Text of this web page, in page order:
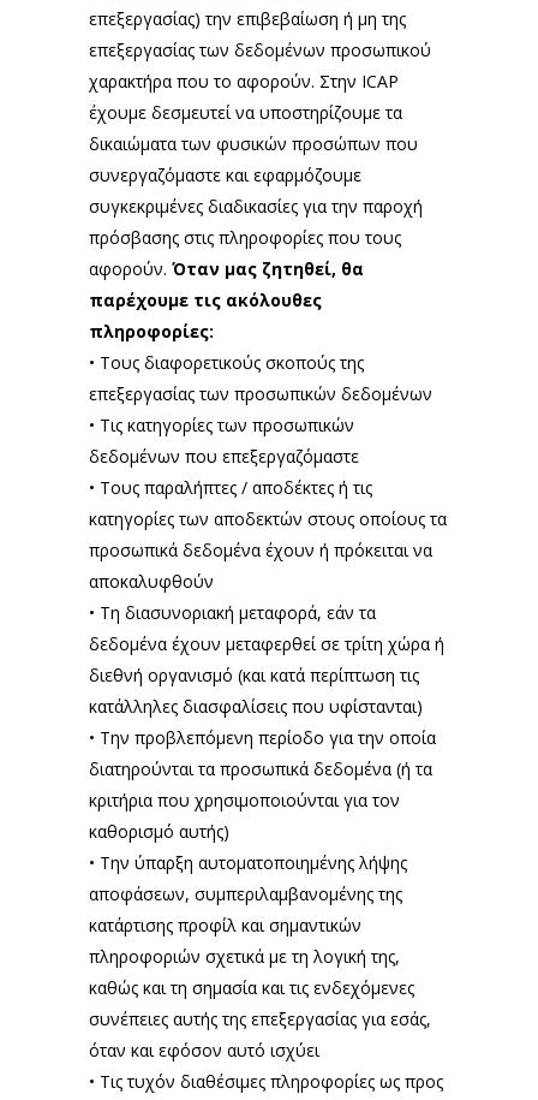
επεξεργασίας) την επιβεβαίωση ή μη της
επεξεργασίας των δεδομένων προσωπικού
χαρακτήρα που το αφορούν. Στην ICAP
έχουμε δεσμευτεί να υποστηρίζουμε τα
δικαιώματα των φυσικών προσώπων που
συνεργαζόμαστε και εφαρμόζουμε
συγκεκριμένες διαδικασίες για την παροχή
πρόσβασης στις πληροφορίες που τους
αφορούν. Όταν μας ζητηθεί, θα
παρέχουμε τις ακόλουθες
πληροφορίες:
• Τους διαφορετικούς σκοπούς της
επεξεργασίας των προσωπικών δεδομένων
• Τις κατηγορίες των προσωπικών
δεδομένων που επεξεργαζόμαστε
• Τους παραλήπτες / αποδέκτες ή τις
κατηγορίες των αποδεκτών στους οποίους τα
προσωπικά δεδομένα έχουν ή πρόκειται να
αποκαλυφθούν
• Τη διασυνοριακή μεταφορά, εάν τα
δεδομένα έχουν μεταφερθεί σε τρίτη χώρα ή
διεθνή οργανισμό (και κατά περίπτωση τις
κατάλληλες διασφαλίσεις που υφίστανται)
• Την προβλεπόμενη περίοδο για την οποία
διατηρούνται τα προσωπικά δεδομένα (ή τα
κριτήρια που χρησιμοποιούνται για τον
καθορισμό αυτής)
• Tην ύπαρξη αυτοματοποιημένης λήψης
αποφάσεων, συμπεριλαμβανομένης της
κατάρτισης προφίλ και σημαντικών
πληροφοριών σχετικά με τη λογική της,
καθώς και τη σημασία και τις ενδεχόμενες
συνέπειες αυτής της επεξεργασίας για εσάς,
όταν και εφόσον αυτό ισχύει
• Τις τυχόν διαθέσιμες πληροφορίες ως προς